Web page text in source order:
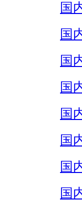
国
国
国
国
国
国
国
国